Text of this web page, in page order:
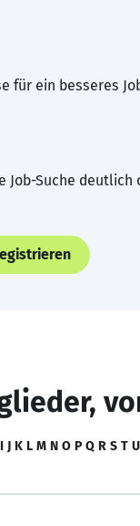
für ein besseres
Job-Suche deutlich
I J K L M N O P Q R S T U